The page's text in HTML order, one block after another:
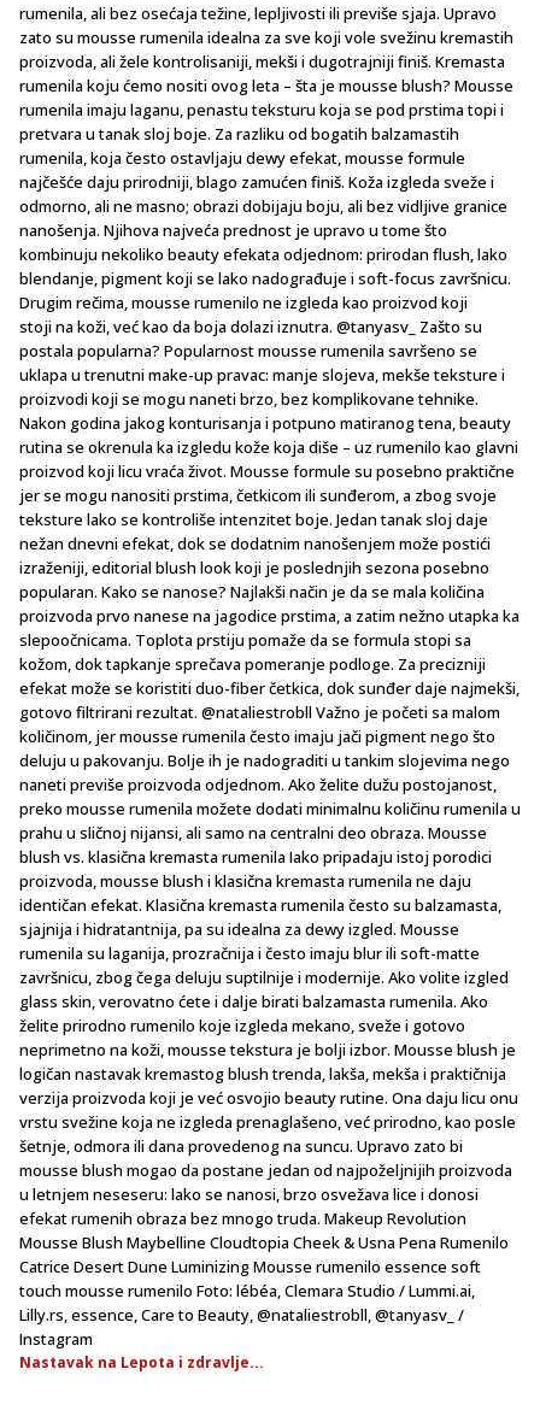
rumenila, ali bez osećaja težine, lepljivosti ili previše sjaja. Upravo
zato su mousse rumenila idealna za sve koji vole svežinu kremastih
proizvoda, ali žele kontrolisaniji, mekši i dugotrajniji finiš. Kremasta
rumenila koju ćemo nositi ovog leta – šta je mousse blush? Mousse
rumenila imaju laganu, penastu teksturu koja se pod prstima topi i
pretvara u tanak sloj boje. Za razliku od bogatih balzamastih
rumenila, koja često ostavljaju dewy efekat, mousse formule
najčešće daju prirodniji, blago zamućen finiš. Koža izgleda sveže i
odmorno, ali ne masno; obrazi dobijaju boju, ali bez vidljive granice
nanošenja. Njihova najveća prednost je upravo u tome što
kombinuju nekoliko beauty efekata odjednom: prirodan flush, lako
blendanje, pigment koji se lako nadograđuje i soft-focus završnicu.
Drugim rečima, mousse rumenilo ne izgleda kao proizvod koji
stoji na koži, već kao da boja dolazi iznutra. @tanyasv_ Zašto su
postala popularna? Popularnost mousse rumenila savršeno se
uklapa u trenutni make-up pravac: manje slojeva, mekše teksture i
proizvodi koji se mogu naneti brzo, bez komplikovane tehnike.
Nakon godina jakog konturisanja i potpuno matiranog tena, beauty
rutina se okrenula ka izgledu kože koja diše – uz rumenilo kao glavni
proizvod koji licu vraća život. Mousse formule su posebno praktične
jer se mogu nanositi prstima, četkicom ili sunđerom, a zbog svoje
teksture lako se kontroliše intenzitet boje. Jedan tanak sloj daje
nežan dnevni efekat, dok se dodatnim nanošenjem može postići
izraženiji, editorial blush look koji je poslednjih sezona posebno
popularan. Kako se nanose? Najlakši način je da se mala količina
proizvoda prvo nanese na jagodice prstima, a zatim nežno utapka ka
slepoočnicama. Toplota prstiju pomaže da se formula stopi sa
kožom, dok tapkanje sprečava pomeranje podloge. Za precizniji
efekat može se koristiti duo-fiber četkica, dok sunđer daje najmekši,
gotovo filtrirani rezultat. @nataliestrobll Važno je početi sa malom
količinom, jer mousse rumenila često imaju jači pigment nego što
deluju u pakovanju. Bolje ih je nadograditi u tankim slojevima nego
naneti previše proizvoda odjednom. Ako želite dužu postojanost,
preko mousse rumenila možete dodati minimalnu količinu rumenila u
prahu u sličnoj nijansi, ali samo na centralni deo obraza. Mousse
blush vs. klasična kremasta rumenila Iako pripadaju istoj porodici
proizvoda, mousse blush i klasična kremasta rumenila ne daju
identičan efekat. Klasična kremasta rumenila često su balzamasta,
sjajnija i hidratantnija, pa su idealna za dewy izgled. Mousse
rumenila su laganija, prozračnija i često imaju blur ili soft-matte
završnicu, zbog čega deluju suptilnije i modernije. Ako volite izgled
glass skin, verovatno ćete i dalje birati balzamasta rumenila. Ako
želite prirodno rumenilo koje izgleda mekano, sveže i gotovo
neprimetno na koži, mousse tekstura je bolji izbor. Mousse blush je
logičan nastavak kremastog blush trenda, lakša, mekša i praktičnija
verzija proizvoda koji je već osvojio beauty rutine. Ona daju licu onu
vrstu svežine koja ne izgleda prenaglašeno, već prirodno, kao posle
šetnje, odmora ili dana provedenog na suncu. Upravo zato bi
mousse blush mogao da postane jedan od najpoželjnijih proizvoda
u letnjem neseseru: lako se nanosi, brzo osvežava lice i donosi
efekat rumenih obraza bez mnogo truda. Makeup Revolution
Mousse Blush Maybelline Cloudtopia Cheek & Usna Pena Rumenilo
Catrice Desert Dune Luminizing Mousse rumenilo essence soft
touch mousse rumenilo Foto: lébéa, Clemara Studio / Lummi.ai,
Lilly.rs, essence, Care to Beauty, @nataliestrobll, @tanyasv_ /
Instagram
Nastavak na Lepota i zdravlje...